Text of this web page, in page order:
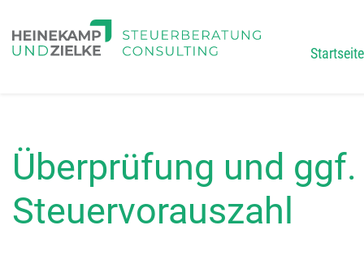
Startseite
Überprüfung und
Steuervorauszahl